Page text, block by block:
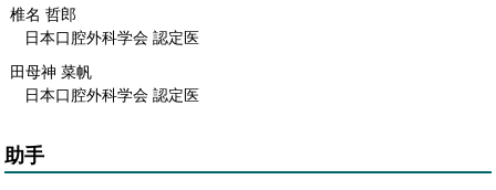
椎名 哲郎
日本口腔外科学会 認定医
田母神 菜帆
日本口腔外科学会 認定医
助手